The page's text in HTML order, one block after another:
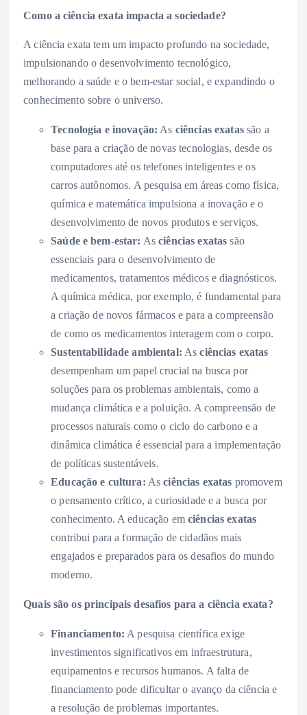
Como a ciência exata impacta a sociedade?
A ciência exata tem um impacto profundo na sociedade,
impulsionando o desenvolvimento tecnológico,
melhorando a saúde e o bem-estar social, e expandindo o
conhecimento sobre o universo.
Tecnologia e inovação: As ciências exatassão a
base para a criação de novas tecnologias, desde os
computadores até os telefones inteligentes e os
carros autônomos. A pesquisa em áreas como física,
química e matemática impulsiona a inovação e o
desenvolvimento de novos produtos e serviços.
Saúde e bem-estar: Asciências exatas são
essenciais para o desenvolvimento de
medicamentos, tratamentos médicos e diagnósticos.
A química médica, por exemplo, é fundamental para
a criação de novos fármacos e para a compreensão
de como os medicamentos interagem com o corpo.
Sustentabilidade ambiental: Asciências exatas
desempenham um papel crucial na busca por
soluções para os problemas ambientais, como a
mudança climática e a poluição. A compreensão de
processos naturais como o ciclo do carbono e a
dinâmica climática é essencial para a implementação
de políticas sustentáveis.
Educação e cultura: Asciências exatas promovem
o pensamento crítico, a curiosidade e a busca por
conhecimento. A educação emciências exatas
contribui para a formação de cidadãos mais
engajados e preparados para os desafios do mundo
moderno.
Quais são os principais desafios para a ciência exata?
Financiamento: A pesquisa científica exige
investimentos significativos em infraestrutura,
equipamentos e recursos humanos. A falta de
financiamento pode dificultar o avanço da ciência e
a resolução de problemas importantes.